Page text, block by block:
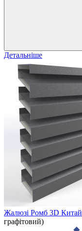
Детальніше
Жалюзі Ромб 3D Китай
графітовий)